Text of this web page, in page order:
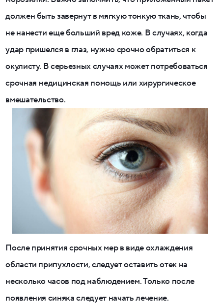
должен быть завернут в мягкую тонкую ткань, чтобы
не нанести еще больший вред коже. В случаях, когда
удар пришелся в глаз, нужно срочно обратиться к
окулисту. В серьезных случаях может потребоваться
срочная медицинская помощь или хирургическое
вмешательство.
После принятия срочных мер в виде охлаждения
области припухлости, следует оставить отек на
несколько часов под наблюдением. Только после
появления синяка следует начать лечение.